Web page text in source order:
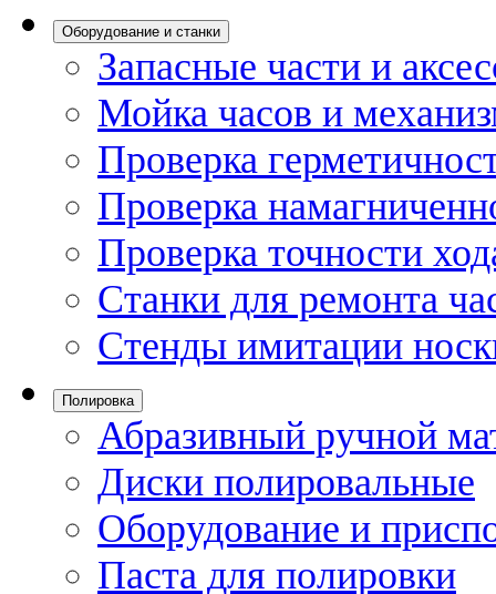
Оборудование и станки
Запасные части и
Мойка часов и
Проверка
Проверка
Проверка точности
Станки для ремонта
Стенды имитации
Полировка
Абразивный ручной
Диски полировальные
Оборудование и
Паста для полировки